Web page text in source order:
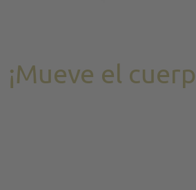
¡Mueve el